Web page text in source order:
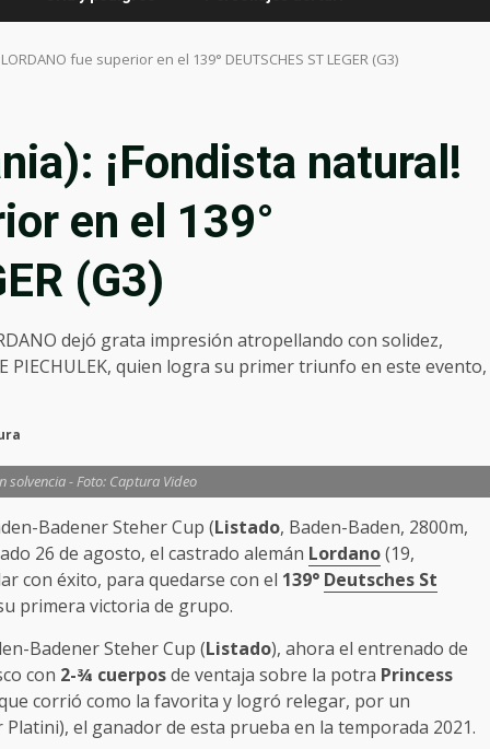
fue superior en el 139° DEUTSCHES ST LEGER (G3)
¡Fondista natural!
en el 139°
(G3)
dejó grata impresión atropellando con solidez,
PIECHULEK, quien logra su primer triunfo en este evento,
solvencia - Foto: Captura Video
Badener Steher Cup (Listado, Baden-Baden, 2800m,
26 de agosto, el castrado alemán Lordano(19,
con éxito, para quedarse con el 139° Deutsches St
primera victoria de grupo.
Badener Steher Cup (Listado), ahora el entrenado de
con 2-¾ cuerposde ventaja sobre la potra Princess
corrió como la favorita y logró relegar, por un
el ganador de esta prueba en la temporada 2021.